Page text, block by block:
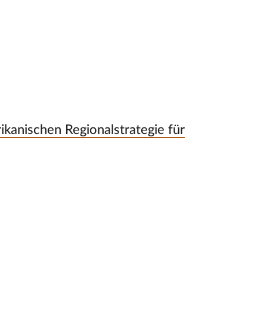
Regionalstrategie für